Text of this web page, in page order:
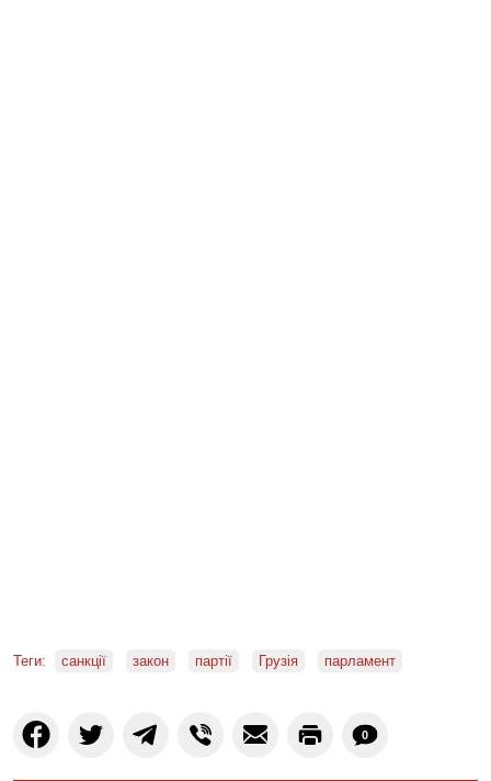
Теги: санкції закон партії Грузія парламент
0